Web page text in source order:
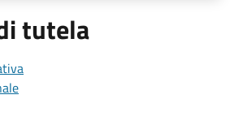
tutela